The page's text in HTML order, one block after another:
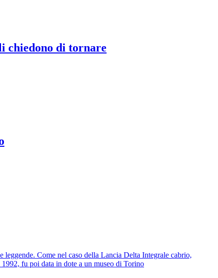
chiedono di tornare
Come nel caso della Lancia Delta Integrale cabrio,
fu poi data in dote a un museo di Torino